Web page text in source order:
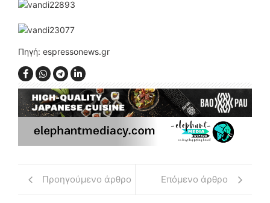
Πηγή: espressonews.gr
Προηγούμενο άρθρο Επόμενο άρθρο